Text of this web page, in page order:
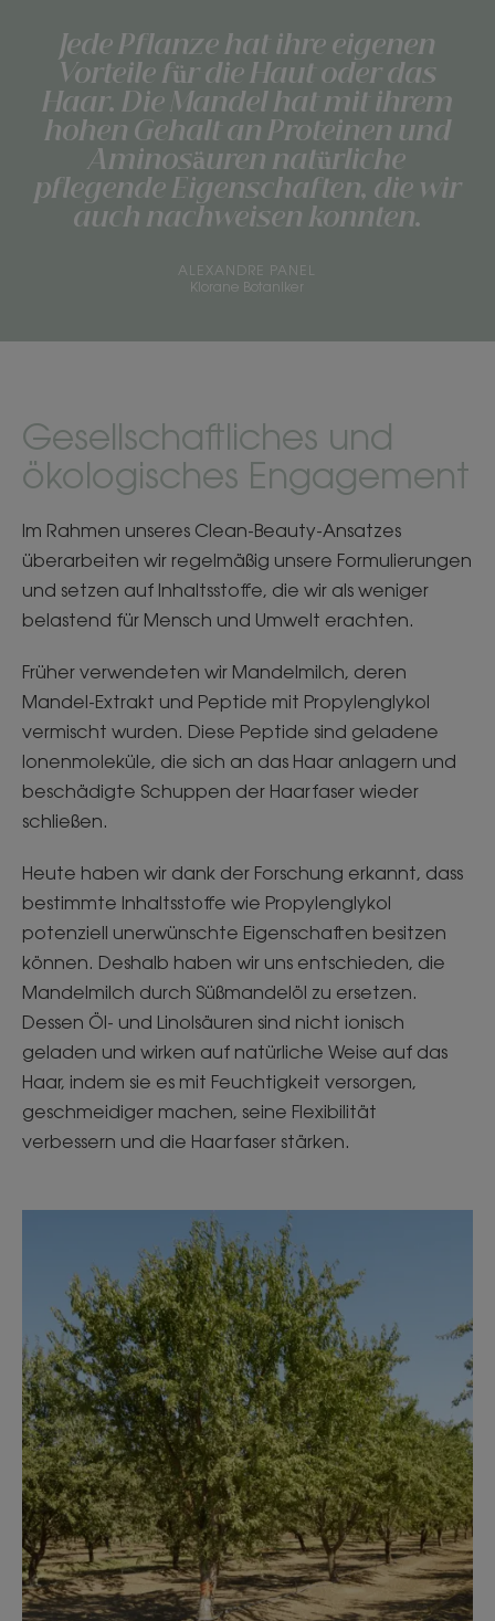
Jede Pflanze hat ihre eigenen
Vorteile für die Haut oder das
Haar. Die Mandel hat mit ihrem
hohen Gehalt an Proteinen und
Aminosäuren natürliche
pflegende Eigenschaften, die wir
auch nachweisen konnten.
ALEXANDRE PANEL
Klorane Botaniker
Gesellschaftliches und
ökologisches Engagement
Im Rahmen unseres Clean-Beauty-Ansatzes
überarbeiten wir regelmäßig unsere Formulierungen
und setzen auf Inhaltsstoffe, die wir als weniger
belastend für Mensch und Umwelt erachten.
Früher verwendeten wir Mandelmilch, deren
Mandel-Extrakt und Peptide mit Propylenglykol
vermischt wurden. Diese Peptide sind geladene
Ionenmoleküle, die sich an das Haar anlagern und
beschädigte Schuppen der Haarfaser wieder
schließen.
Heute haben wir dank der Forschung erkannt, dass
bestimmte Inhaltsstoffe wie Propylenglykol
potenziell unerwünschte Eigenschaften besitzen
können. Deshalb haben wir uns entschieden, die
Mandelmilch durch Süßmandelöl zu ersetzen.
Dessen Öl- und Linolsäuren sind nicht ionisch
geladen und wirken auf natürliche Weise auf das
Haar, indem sie es mit Feuchtigkeit versorgen,
geschmeidiger machen, seine Flexibilität
verbessern und die Haarfaser stärken.